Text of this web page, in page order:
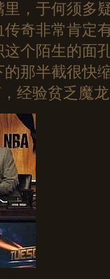
，于何须多
奇非常肯定
个陌生的面
那半截很快
经验贫乏魔